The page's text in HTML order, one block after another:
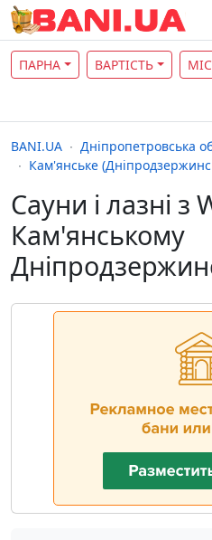
ПАРНА ВАРТІСТЬ
BANI.UA
Дніпропетровська
Кам'янське
Сауни і лазні з
Кам'янському